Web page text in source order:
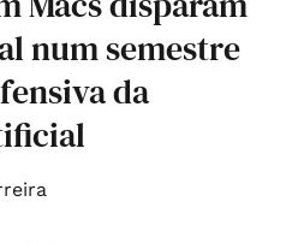
num semestre
da